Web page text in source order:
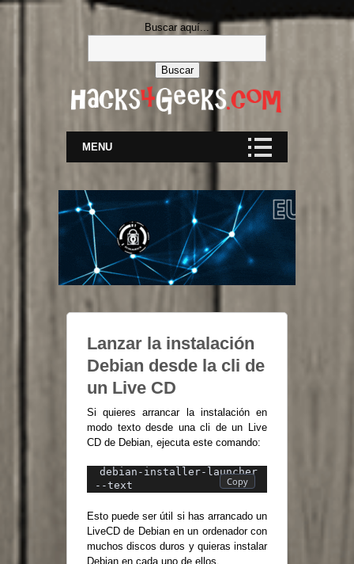
Buscar aquí...
MENU
Lanzar la instalación
Debian desde la cli de
un Live CD
Si quieres arrancar la instalación en
modo texto desde una cli de un Live
CD de Debian, ejecuta este comando:
debian-installer-launcher
--text
Esto puede ser útil si has arrancado un
LiveCD de Debian en un ordenador con
muchos discos duros y quieras instalar
Debian en cada uno de ellos.